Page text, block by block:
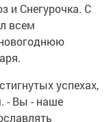
и Снегурочка. С
всем
успехах,
- Вы - наше